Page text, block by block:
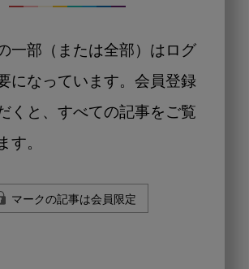
一部（または全部）はログ
になっています。会員登録
くと、すべての記事をご覧
す。
マークの記事は会員限定